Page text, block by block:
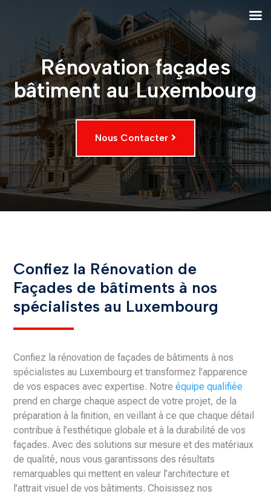
Rénovation façades
bâtiment au Luxembourg
Nous Contacter
Confiez la Rénovation de
Façades de bâtiments à nos
spécialistes au Luxembourg
Confiez la rénovation de façades de bâtiments à nos
spécialistes au Luxembourg et transformez l’apparence
de vos espaces avec expertise. Notreéquipe qualifiée
prend en charge chaque aspect de votre projet, de la
préparation à la finition, en veillant à ce que chaque détail
contribue à l’esthétique globale et à la durabilité de vos
façades. Avec des solutions sur mesure et des matériaux
de qualité, nous vous garantissons des résultats
remarquables qui mettent en valeur l’architecture et
l’attrait visuel de vos bâtiments. Choisissez nos